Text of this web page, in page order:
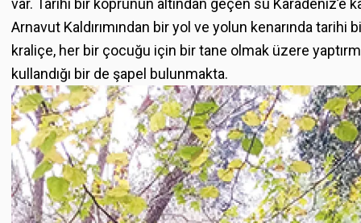
var. Tarihi bir köprünün altından geçen su Karadeniz’e
Arnavut Kaldırımından bir yol ve yolun kenarında tarihi
kraliçe, her bir çocuğu için bir tane olmak üzere
kullandığı bir de şapel bulunmakta.